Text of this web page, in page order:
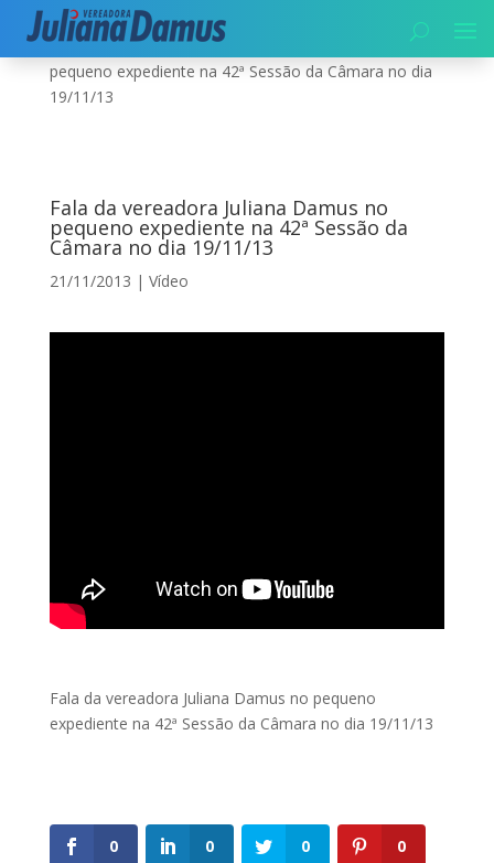
Início|Vídeo|Fala da vereadora Juliana Damus no
pequeno expediente na 42ª Sessão da Câmara no dia
19/11/13
Fala da vereadora Juliana Damus no
pequeno expediente na 42ª Sessão da
Câmara no dia 19/11/13
21/11/2013 | Vídeo
Fala da vereadora Juliana Damus no pequeno
expediente na 42ª Sessão da Câmara no dia 19/11/13
0 0 0 0